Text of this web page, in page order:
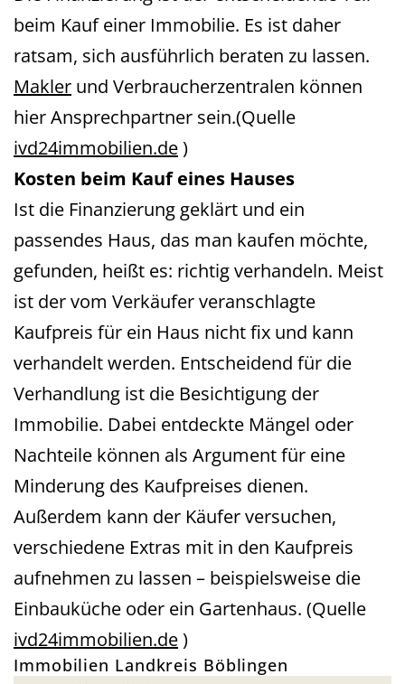
beim Kauf einer Immobilie. Es ist daher
ratsam, sich ausführlich beraten zu lassen.
Makler und Verbraucherzentralen können
hier Ansprechpartner sein.(Quelle
ivd24immobilien.de)
Kosten beim Kauf eines Hauses
Ist die Finanzierung geklärt und ein
passendes Haus, das man kaufen möchte,
gefunden, heißt es: richtig verhandeln. Meist
ist der vom Verkäufer veranschlagte
Kaufpreis für ein Haus nicht fix und kann
verhandelt werden. Entscheidend für die
Verhandlung ist die Besichtigung der
Immobilie. Dabei entdeckte Mängel oder
Nachteile können als Argument für eine
Minderung des Kaufpreises dienen.
Außerdem kann der Käufer versuchen,
verschiedene Extras mit in den Kaufpreis
aufnehmen zu lassen – beispielsweise die
Einbauküche oder ein Gartenhaus. (Quelle
ivd24immobilien.de)
Immobilien Landkreis Böblingen